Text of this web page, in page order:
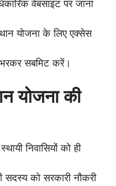
वेबसाइट पर जाना
योजना के लिए एक्सेस
सबमिट करें।
योजना की
निवासियों को ही
को सरकारी नौकरी